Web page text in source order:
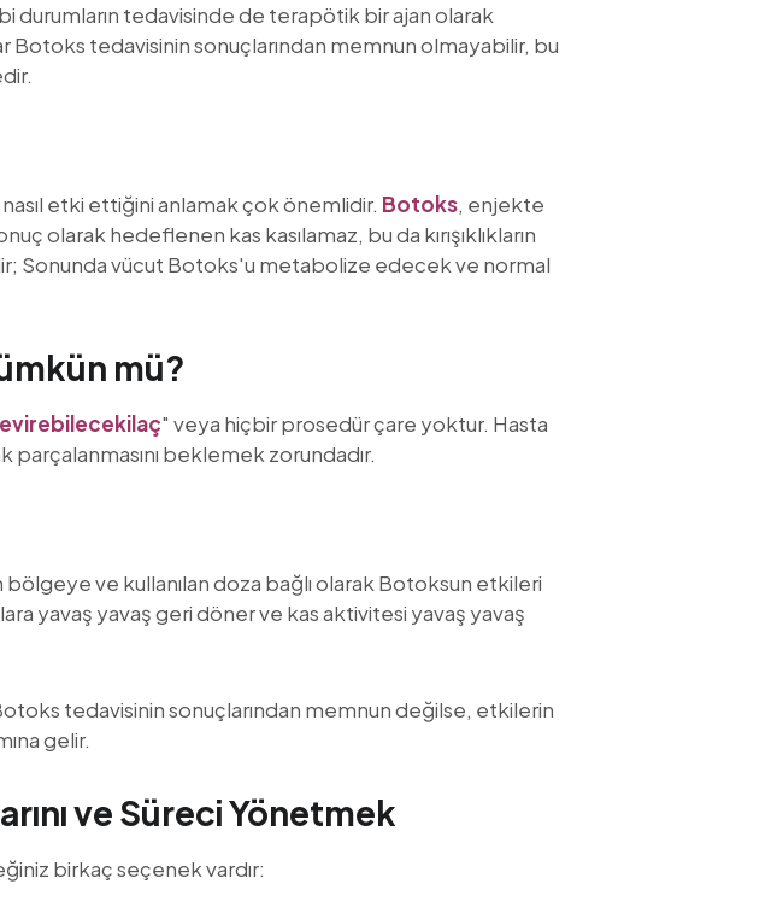
durumların tedavisinde de terapötik bir ajan olarak
Botoks tedavisinin sonuçlarından memnun olmayabilir, bu
etki ettiğini anlamak çok önemlidir. Botoks, enjekte
olarak hedeflenen kas kasılamaz, bu da kırışıklıkların
Sonunda vücut Botoks'u metabolize edecek ve normal
mü?
ilaç" veya hiçbir prosedür çare yoktur. Hasta
beklemek zorundadır.
ve kullanılan doza bağlı olarak Botoksun etkileri
yavaş yavaş geri döner ve kas aktivitesi yavaş yavaş
tedavisinin sonuçlarından memnun değilse, etkilerin
gelir.
ve Süreci Yönetmek
birkaç seçenek vardır: